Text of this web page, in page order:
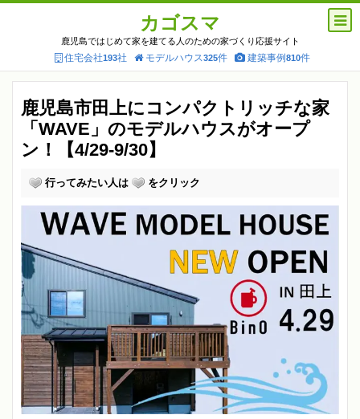
カゴスマ
鹿児島ではじめて家を建てる人のための家づくり応援サイト
住宅会社193社 モデルハウス325件 建築事例810件
鹿児島市田上にコンパクトリッチな家
「WAVE」のモデルハウスがオープ
ン！【4/29-9/30】
行ってみたい人は をクリック